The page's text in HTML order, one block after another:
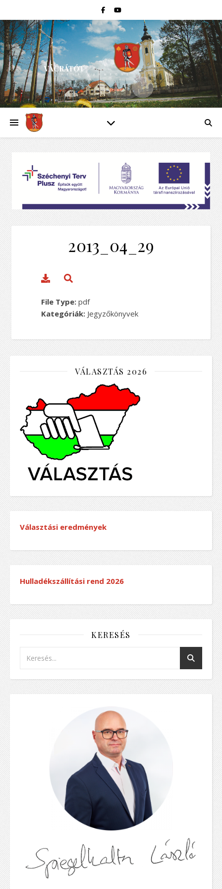
VÁCRÁTÓT
PEST VÁRMEGYE
2013_04_29
File Type: pdf
Kategóriák: Jegyzőkönyvek
VÁLASZTÁS 2026
Választási eredmények
Hulladékszállítási rend 2026
KERESÉS